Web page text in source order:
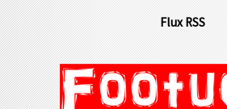
Flux RSS